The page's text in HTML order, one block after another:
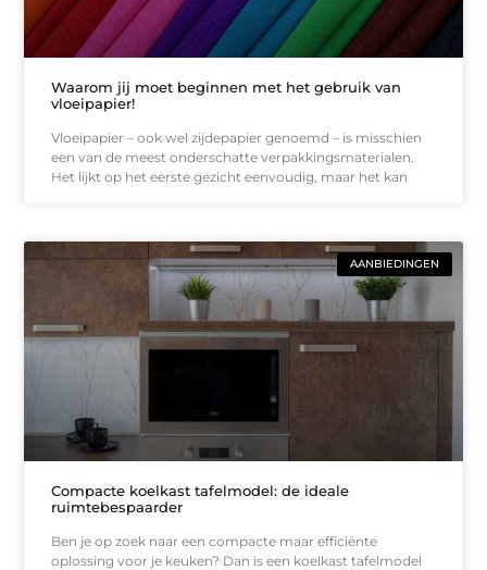
Waarom jij moet beginnen met het gebruik van
vloeipapier!
Vloeipapier – ook wel zijdepapier genoemd – is misschien
een van de meest onderschatte verpakkingsmaterialen.
Het lijkt op het eerste gezicht eenvoudig, maar het kan
AANBIEDINGEN
Compacte koelkast tafelmodel: de ideale
ruimtebespaarder
Ben je op zoek naar een compacte maar efficiënte
oplossing voor je keuken? Dan is een koelkast tafelmodel